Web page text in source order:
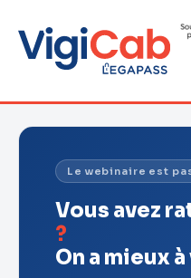
Le webinaire est
Vous avez
?
On a mieux